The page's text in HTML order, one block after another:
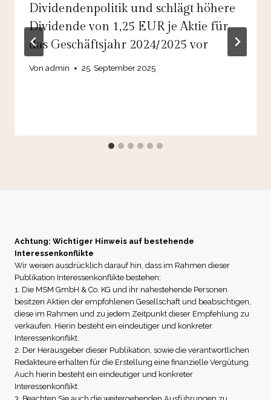
Dividendenpolitik und schlägt höhere
Dividende von 1,25 EUR je Aktie für
das Geschäftsjahr 2024/2025 vor
Von admin 25. September 2025
Achtung: Wichtiger Hinweis auf bestehende
Interessenkonflikte
Wir weisen ausdrücklich darauf hin, dass im Rahmen dieser
Publikation Interessenkonflikte bestehen:
1. Die MSM GmbH & Co. KG und ihr nahestehende Personen
besitzen Aktien der empfohlenen Gesellschaft und beabsichtigen,
diese im Rahmen und zu jedem Zeitpunkt dieser Empfehlung zu
verkaufen. Hierin besteht ein eindeutiger und konkreter
Interessenkonflikt.
2. Der Herausgeber dieser Publikation, sowie die verantwortlichen
Redakteure erhalten für die Erstellung eine finanzielle Vergütung.
Auch hierin besteht ein eindeutiger und konkreter
Interessenkonflikt.